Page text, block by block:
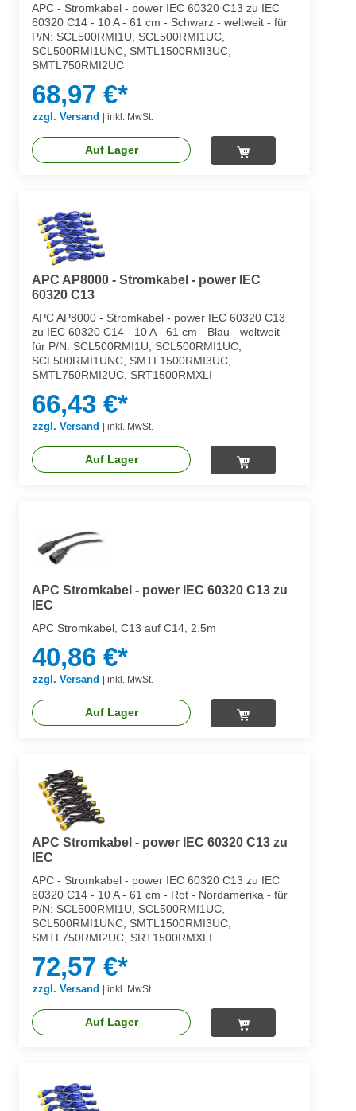
APC - Stromkabel - power IEC 60320 C13 zu IEC
60320 C14 - 10 A - 61 cm - Schwarz - weltweit - für
P/N: SCL500RMI1U, SCL500RMI1UC,
SCL500RMI1UNC, SMTL1500RMI3UC,
SMTL750RMI2UC
68,97 €*
zzgl. Versand inkl. MwSt.
Auf Lager
APC AP8000 - Stromkabel - power IEC
60320 C13
APC AP8000 - Stromkabel - power IEC 60320 C13
zu IEC 60320 C14 - 10 A - 61 cm - Blau - weltweit -
für P/N: SCL500RMI1U, SCL500RMI1UC,
SCL500RMI1UNC, SMTL1500RMI3UC,
SMTL750RMI2UC, SRT1500RMXLI
66,43 €*
zzgl. Versand inkl. MwSt.
Auf Lager
APC Stromkabel - power IEC 60320 C13 zu
IEC
APC Stromkabel, C13 auf C14, 2,5m
40,86 €*
zzgl. Versand | inkl. MwSt.
Auf Lager
APC Stromkabel - power IEC 60320 C13 zu
IEC
APC - Stromkabel - power IEC 60320 C13 zu IEC
60320 C14 - 10 A - 61 cm - Rot - Nordamerika - für
P/N: SCL500RMI1U, SCL500RMI1UC,
SCL500RMI1UNC, SMTL1500RMI3UC,
SMTL750RMI2UC, SRT1500RMXLI
72,57 €*
zzgl. Versand inkl. MwSt.
Auf Lager